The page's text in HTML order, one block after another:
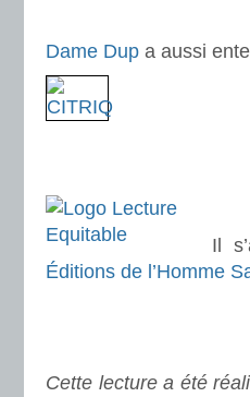
Dame Dup a aussi
Il
Éditions de l’Homme
Cette lecture a été